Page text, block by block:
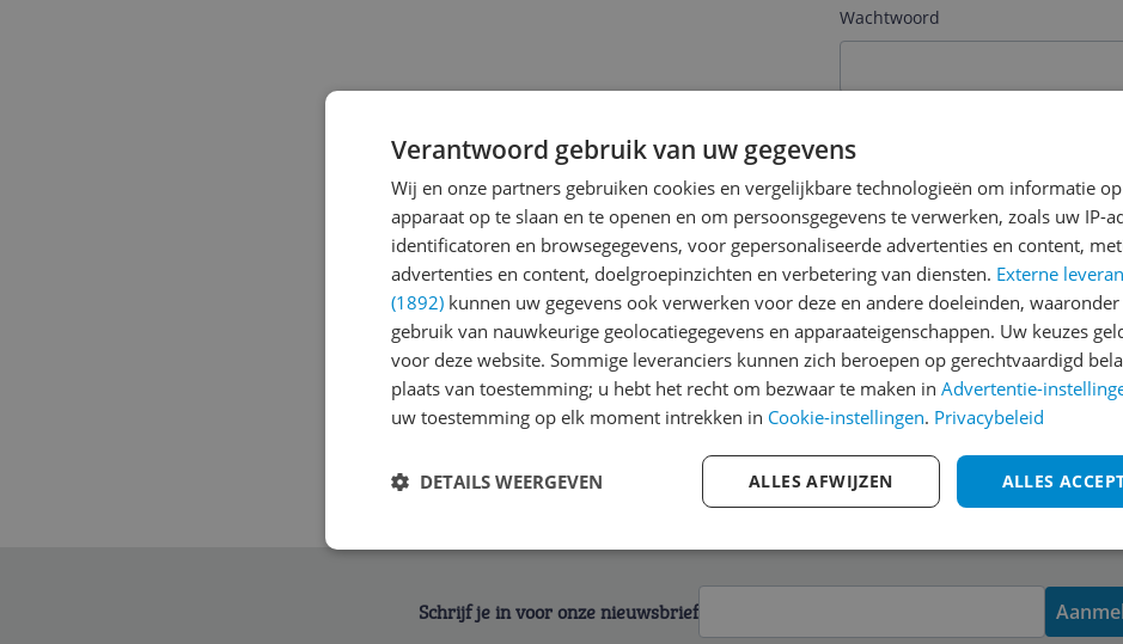
Wachtwoord
Je wachtwoord moet
Wachtwoord herhalen
Ik ga akkoord met de Algemene
Ik ontvang graag interessante
Digitalvia e-mail
Schrijf je in voor onze nieuwsbrief
Verantwoord gebruik van uw gegevens
Wij en onze partners gebruiken cookies en vergelijkbare technologieën om informatie
apparaat op te slaan en te openen en om persoonsgegevens te verwerken, zoals uw IP-
identificatoren en browsegegevens, voor gepersonaliseerde advertenties en content,
advertenties en content, doelgroepinzichten en verbetering van diensten. Externe
(1892) kunnen uw gegevens ook verwerken voor deze en andere doeleinden,
gebruik van nauwkeurige geolocatiegegevens en apparaateigenschappen. Uw keuzes
voor deze website. Sommige leveranciers kunnen zich beroepen op gerechtvaardigd
plaats van toestemming; u hebt het recht om bezwaar te maken in Advertentie-
uw toestemming op elk moment intrekken in Cookie-instellingen. Privacybeleid
ALLES
ALLES AFWIJZEN
DETAILS WEERGEVEN